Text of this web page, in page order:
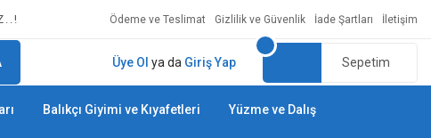
Ödeme ve Teslimat Gizlilik ve Güvenlik İade Şartları İletişim
Üye Ol ya da Giriş Yap Sepetim
Balıkçı Giyimi ve Kıyafetleri Yüzme ve Dalış